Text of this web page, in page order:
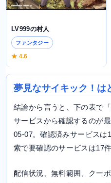
LV999の村人
ファンタジー
★ 4.6
夢見なサイキック！は
結論から言うと、下の表で
サービスから確認するのが
05-07。確認済みサービスは
索で要確認のサービスは17件
配信状況、無料範囲、クー